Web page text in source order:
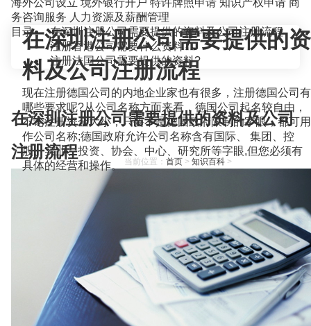
海外公司设立 境外银行开户 特许牌照申请 知识产权申请 商
务咨询服务 人力资源及薪酬管理
当前位置： 首页> 知识百科>
在深圳注册公司需要提供的资
料及公司注册流程
现在注册德国公司的内地企业家也有很多，注册德国公司有
哪些要求呢?从公司名称方面来看，德国公司起名较自由，
不论注册资金大小，只要不是德国政府限制的字眼，都可用
作公司名称;德国政府允许公司名称含有国际、 集团、控
股、实业、投资、协会、中心、研究所等字眼,但您必须有
具体的经营和操作。
目录
在深圳注册公司需要提供的资料及公司注册流程
注册香港公司需要什么资料?
注册法国公司需要提供的资料?
在深圳注册公司需要提供的资料及公司
注册流程